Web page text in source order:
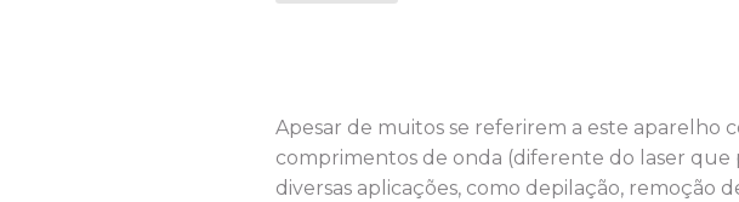
Apesar de muitos se referirem a este
comprimentos de onda (diferente do laser que
diversas aplicações, como depilação, remoção